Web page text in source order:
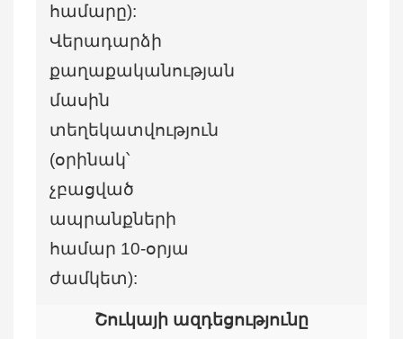
համարը):
Վերադարձի
քաղաքականության
մասին
տեղեկատվություն
(օրինակ՝
չբացված
ապրանքների
համար 10-օրյա
ժամկետ):
Շուկայի ազդեցությունը